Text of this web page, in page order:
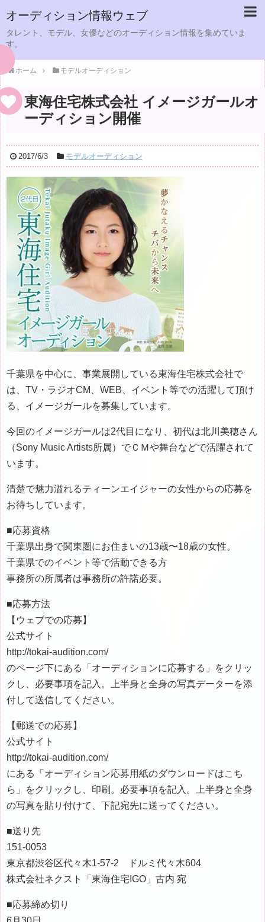
オーディション情報ウェブ
タレント、モデル、女優などのオーディション情報を集めていま
す。
ホーム モデルオーディション
東海住宅株式会社 イメージガールオ
ーディション開催
2017/6/3 モデルオーディション
千葉県を中心に、事業展開している東海住宅株式会社で
は、TV・ラジオCM、WEB、イベント等での活躍して頂け
る、イメージガールを募集しています。
今回のイメージガールは2代目になり、初代は北川美穂さん
（Sony Music Artists所属）でＣＭや舞台などで活躍されて
います。
清楚で魅力溢れるティーンエイジャーの女性からの応募を
お待ちしています。
■応募資格
千葉県出身で関東圏にお住まいの13歳〜18歳の女性。
千葉県でのイベント等で活動できる方
事務所の所属者は事務所の許諾必要。
■応募方法
【ウェブでの応募】
公式サイト
http://tokai-audition.com/
のページ下にある「オーディションに応募する」をクリッ
クし、必要事項を記入。上半身と全身の写真データーを添
付して送信してください。
【郵送での応募】
公式サイト
http://tokai-audition.com/
にある「オーディション応募用紙のダウンロードはこち
ら」をクリックし、印刷。必要事項を記入。上半身と全身
の写真を貼り付けて、下記宛先に送ってください。
■送り先
151-0053
東京都渋谷区代々木1-57-2 ドルミ代々木604
株式会社ネクスト「東海住宅IGO」古内 宛
■応募締め切り